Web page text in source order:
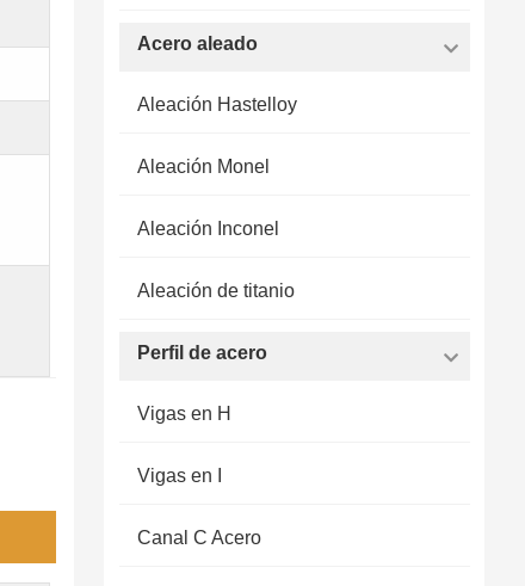
Acero aleado
Aleación Hastelloy
Aleación Monel
Aleación Inconel
Aleación de titanio
Perfil de acero
Vigas en H
Vigas en I
Canal C Acero